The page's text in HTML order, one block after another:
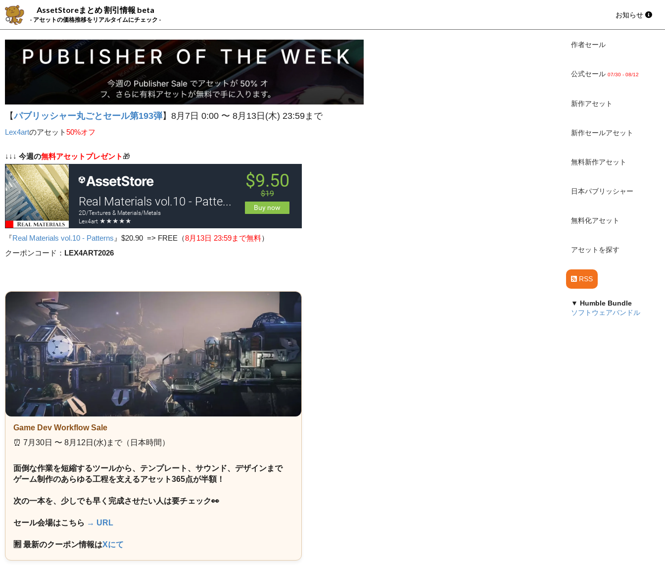
AssetStoreまとめ 割引情報 beta
- アセットの価格推移をリアルタイムにチェック -
お知らせ
【パブリッシャー丸ごとセール第193弾】8月7日 0:00 〜 8月13日(木) 23:59まで
Lex4artのアセット50%オフ
↓↓↓ 今週の無料アセットプレゼント 🎁
『Real Materials vol.10 - Patterns 』 $20.90 => FREE （8月13日 23:59まで無料）
クーポンコード： LEX4ART2026
Game Dev Workflow Sale
⏰️ 7月30日 〜 8月12日(水)まで（日本時間）
面倒な作業を短縮するツールから、テンプレート、サウンド、デザインまで
ゲーム制作のあらゆる工程を支えるアセット365点が半額！
次の一本を、少しでも早く完成させたい人は要チェック👀
セール会場はこちら → URL
🈹 最新のクーポン情報はXにて
作者セール
公式セール 07/30 - 08/12
新作アセット
新作セールアセット
無料新作アセット
日本パブリッシャー
無料化アセット
アセットを探す
RSS
▼ Humble Bundle
ソフトウェアバンドル